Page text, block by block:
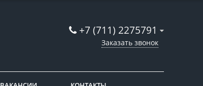
+7 (711) 2275791
Заказать звонок